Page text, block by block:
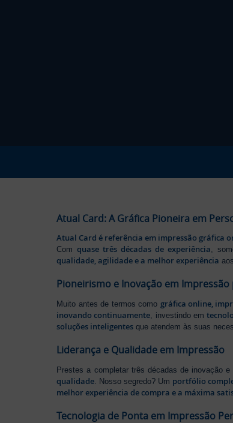
Atual Card: A Gráfica Pioneira em
Atual Card é referência em impressão gráfica
Comquase três décadas de experiência,
qualidade, agilidade e a melhor experiência
Pioneirismo e Inovação em Impressão
Muito antes de termos como gráfica online,
inovando continuamente, investindo em
soluções inteligentes que atendem às suas
Liderança e Qualidade em Impressão
Prestes a completar três décadas de inovação
qualidade . Nosso segredo? Um portfólio
melhor experiência de compra e a máxima
Tecnologia de Ponta em Impressão